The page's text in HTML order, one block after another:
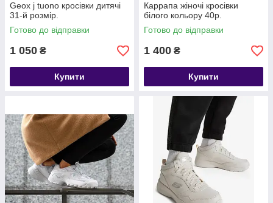
Geox j tuono кросівки дитячі
31-й розмір.
Готово до відправки
1 050 ₴
Купити
Карpaпa жіночі кросівки
білого кольору 40р.
Готово до відправки
1 400 ₴
Купити